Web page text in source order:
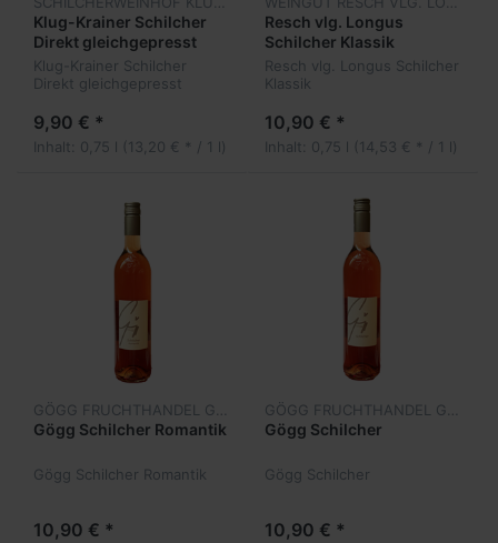
Klug-Krainer Schilcher
Direkt gleichgepresst
Klug-Krainer Schilcher
Direkt gleichgepresst
9,90 € *
Inhalt: 0,75 l (13,20 € * / 1 l)
Resch vlg. Longus
Schilcher Klassik
Resch vlg. Longus Schilcher
Klassik
10,90 € *
Inhalt: 0,75 l (14,53 € * / 1 l)
GÖGG FRUCHTHANDEL GESBR
Gögg Schilcher Romantik
Gögg Schilcher Romantik
10,90 € *
GÖGG FRUCHTHANDEL GESBR
Gögg Schilcher
Gögg Schilcher
10,90 € *